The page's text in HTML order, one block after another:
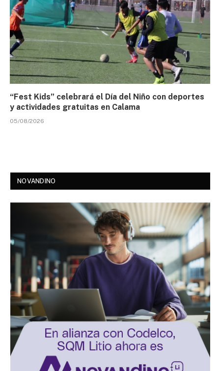
“Fest Kids” celebrará el Día del Niño con deportes
y actividades gratuitas en Calama
05/08/2026
NOVANDINO